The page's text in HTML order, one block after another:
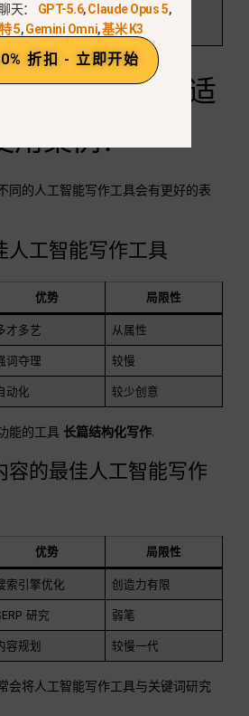
、
专家
能写作工具最适
用案例？
同的人工智能写作工具会有更好的表
人工智能写作工具
优势 局限性
才多艺 从属性
词夺理 较慢
动化 较少创意
能的工具 长篇结构化写作.
容的最佳人工智能写作
优势 局限性
索引擎优化 创造力有限
研究 弱笔
容规划 较慢一代
会将人工智能写作工具与关键词研究
天： GPT-5.6,Claude Opus 5,
5,Gemini Omni,基米 K3
折扣 - 立即开始